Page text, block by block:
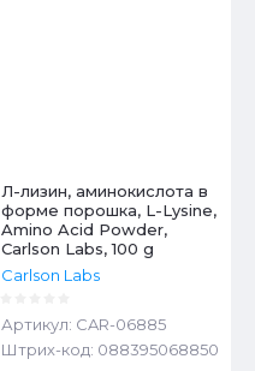
Л-лизин, аминокислота в
форме порошка, L-Lysine,
Amino Acid Powder,
Carlson Labs, 100 g
Carlson Labs
Артикул: CAR-06885
Штрих-код: 088395068850